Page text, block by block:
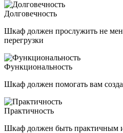
Долговечность
Шкаф должен прослужить не
перегрузки
Функциональность
Шкаф должен помогать вам
Практичность
Шкаф должен быть практичным